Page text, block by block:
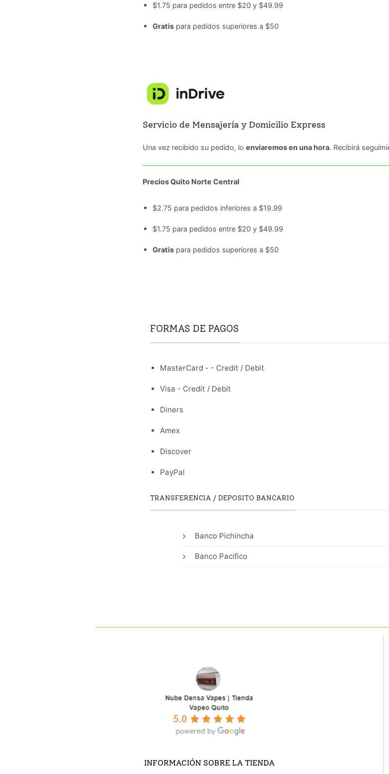
$1.75 para pedidos entre $20 y $49.99
Gratispara pedidos superiores a $50
Servicio de Mensajería y Domicilio Express
Una vez recibido su pedido, lo enviaremos en una hora. Recibirá
Precios Quito Norte Central
$2.75 para pedidos inferiores a $19.99
$1.75 para pedidos entre $20 y $49.99
Gratispara pedidos superiores a $50
FORMAS DE PAGOS
MasterCard - - Credit / Debit
Visa - Credit / Debit
Diners
Amex
Discover
PayPal
TRANSFERENCIA / DEPOSITO BANCARIO
Banco Pichincha
Banco Pacifico
INFORMACIÓN SOBRE LA TIENDA